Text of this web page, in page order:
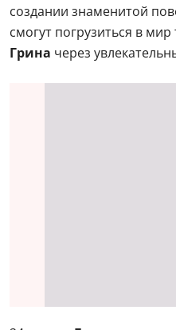
создании знаменитой
смогут погрузиться в мир
Грина через